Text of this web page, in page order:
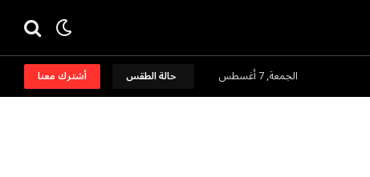
الجمعة, 7 أغسطس حالة الطقس أشترك معنا